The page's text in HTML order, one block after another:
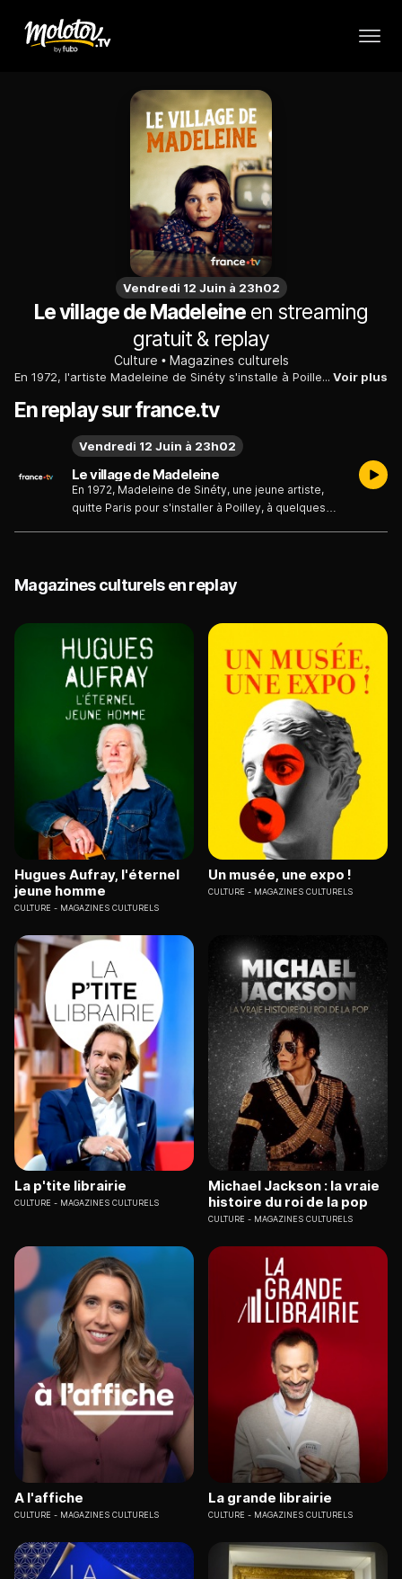
Vendredi 12 Juin à 23h02
Le village de Madeleineen streaming
gratuit & replay
Culture Magazines culturels
En 1972, l'artiste Madeleine de Sinéty s'installe à Poilley, petit village breton, où elle photographie pendant dix ans la vie paysanne à l'aube de sa disparition. Voir plus
En replay sur france.tv
Le village de Madeleine
En 1972, Madeleine de Sinéty, une jeune artiste,
quitte Paris pour s'installer à Poilley, à quelques
rural en pleine mutation, à l'orée de la modernité.
Son oeuvre puissante, constituée de 56 356
aujourd'hui disparue.
Vendredi 12 Juin à 23h02
Magazines culturels en replay
Hugues Aufray, l'éternel
jeune homme
CULTURE MAGAZINES CULTURELS
Un musée, une expo !
CULTURE MAGAZINES CULTURELS
La p'tite librairie
CULTURE MAGAZINES CULTURELS
Michael Jackson : la vraie
histoire du roi de la pop
CULTURE MAGAZINES CULTURELS
A l'affiche
CULTURE MAGAZINES CULTURELS
La grande librairie
CULTURE MAGAZINES CULTURELS